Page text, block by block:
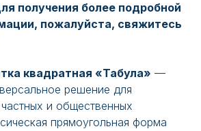
получения более подробной
пожалуйста, свяжитесь
квадратная «Табула» —
решение для
и общественных
прямоугольная форма